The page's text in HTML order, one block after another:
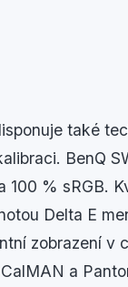
také
BenQ
% sRGB.
Delta E
zobrazení v
a